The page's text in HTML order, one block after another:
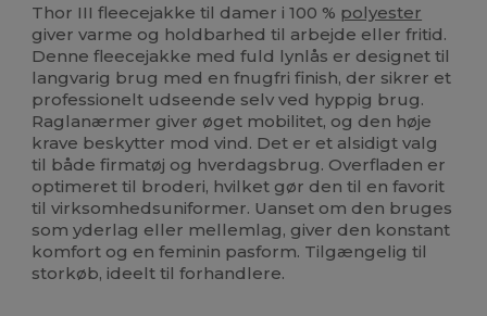
Thor III fleecejakke til damer i 100 % polyester
giver varme og holdbarhed til arbejde eller fritid.
Denne fleecejakke med fuld lynlås er designet til
langvarig brug med en fnugfri finish, der sikrer et
professionelt udseende selv ved hyppig brug.
Raglanærmer giver øget mobilitet, og den høje
krave beskytter mod vind. Det er et alsidigt valg
til både firmatøj og hverdagsbrug. Overfladen er
optimeret til broderi, hvilket gør den til en favorit
til virksomhedsuniformer. Uanset om den bruges
som yderlag eller mellemlag, giver den konstant
komfort og en feminin pasform. Tilgængelig til
storkøb, ideelt til forhandlere.